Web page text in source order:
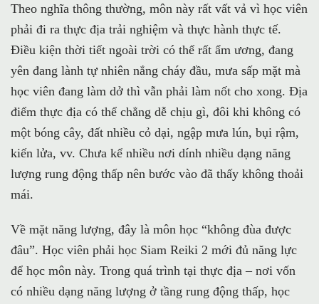
Theo nghĩa thông thường, môn này rất vất vả vì học viên
phải đi ra thực địa trải nghiệm và thực hành thực tế.
Điều kiện thời tiết ngoài trời có thể rất ẩm ương, đang
yên đang lành tự nhiên nắng cháy đầu, mưa sấp mặt mà
học viên đang làm dở thì vẫn phải làm nốt cho xong. Địa
điểm thực địa có thể chẳng dễ chịu gì, đôi khi không có
một bóng cây, đất nhiều cỏ dại, ngập mưa lún, bụi rậm,
kiến lửa, vv. Chưa kể nhiều nơi dính nhiều dạng năng
lượng rung động thấp nên bước vào đã thấy không thoải
mái.
Về mặt năng lượng, đây là môn học “không đùa được
đâu”. Học viên phải học Siam Reiki 2 mới đủ năng lực
để học môn này. Trong quá trình tại thực địa – nơi vốn
có nhiều dạng năng lượng ở tầng rung động thấp, học